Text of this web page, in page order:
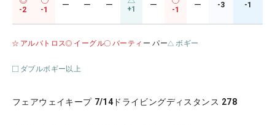
-2 -1
ー ー ー +1 ー
-1
ー -3 -1
アルバトロス イーグル バーティ ー パー ボギー
ダブルボギー以上
フェアウェイキープ 7/14 ドライビングディスタンス 278